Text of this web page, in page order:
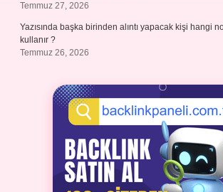
Temmuz 27, 2026
Yazısında başka birinden alıntı yapacak kişi hangi
kullanır ?
Temmuz 26, 2026